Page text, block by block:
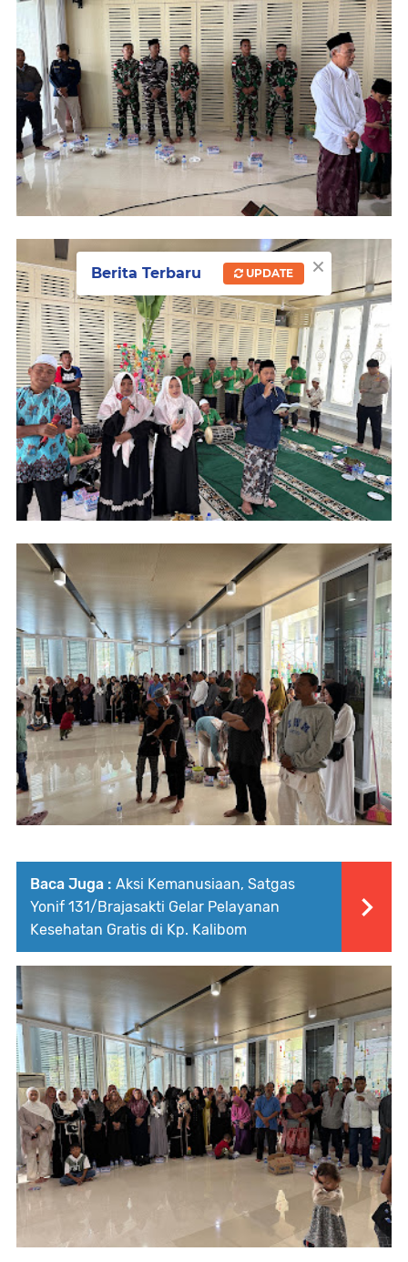
Baca Juga : Aksi Kemanusiaan, Satgas
Yonif 131/Brajasakti Gelar Pelayanan
Kesehatan Gratis di Kp. Kalibom
×
Berita Terbaru UPDATE